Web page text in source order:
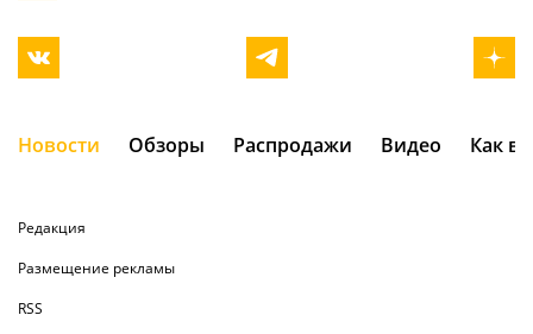
Новости Обзоры Распродажи Видео Как
Редакция
Размещение рекламы
RSS